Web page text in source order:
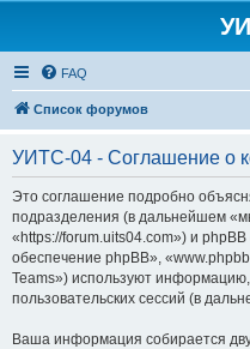
FAQ
Список форумов
УИТС-04 - Соглашение о
Это соглашение подробно
подразделения (в дальнейшем
«https://forum.uits04.com») и
обеспечение phpBB»,
Teams») используют
пользовательских сессий (в
Ваша информация собирается